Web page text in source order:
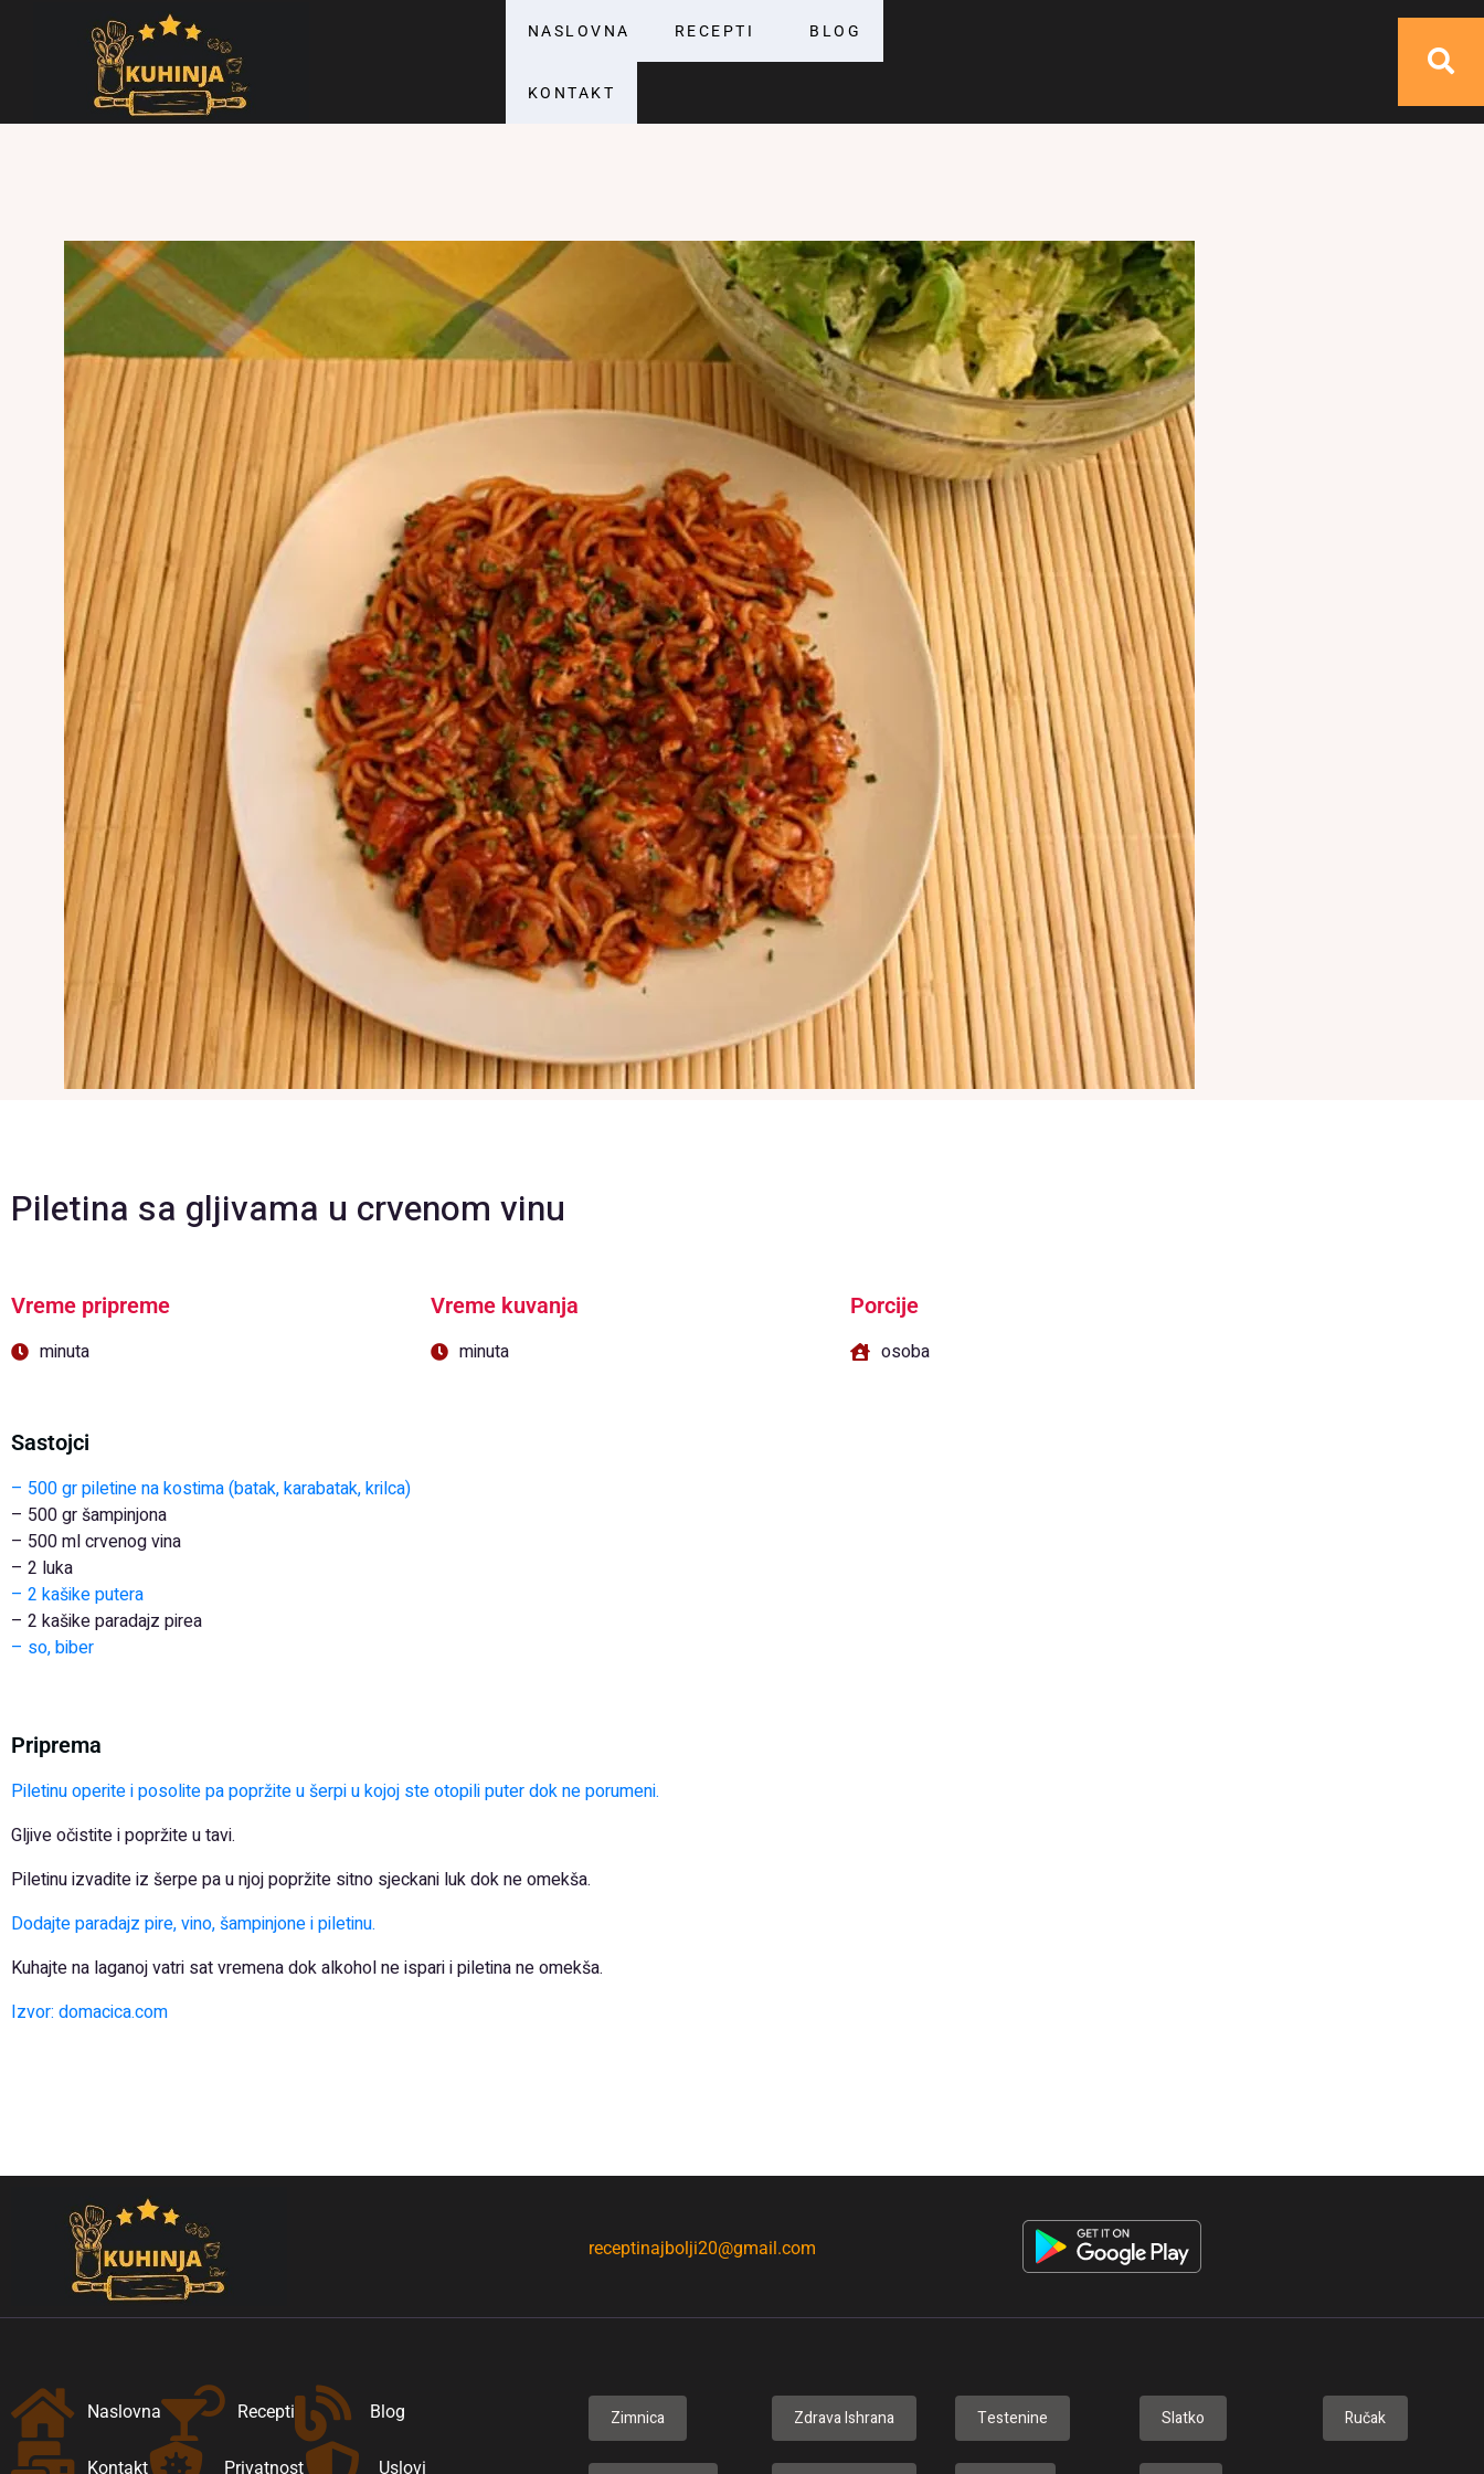
NASLOVNA RECEPTI BLOG
KONTAKT
Piletina sa gljivama u crvenom vinu
Vreme pripreme
minuta
Vreme kuvanja
minuta
Porcije
osoba
Sastojci
– 500 gr piletine na kostima (batak, karabatak, krilca)
– 500 gr šampinjona
– 500 ml crvenog vina
– 2 luka
– 2 kašike putera
– 2 kašike paradajz pirea
– so, biber
Priprema
Piletinu operite i posolite pa popržite u šerpi u kojoj ste otopili puter dok ne porumeni.
Gljive očistite i popržite u tavi.
Piletinu izvadite iz šerpe pa u njoj popržite sitno sjeckani luk dok ne omekša.
Dodajte paradajz pire, vino, šampinjone i piletinu.
Kuhajte na laganoj vatri sat vremena dok alkohol ne ispari i piletina ne omekša.
Izvor: domacica.com
receptinajbolji20@gmail.com
Naslovna Recepti Blog
Kontakt Privatnost Uslovi
Zimnica Zdrava Ishrana Testenine Slatko Ručak